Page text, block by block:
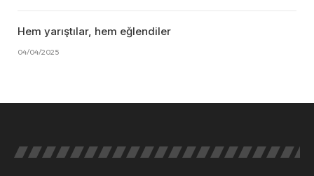
Hem yarıştılar, hem eğlendiler
04/04/2025